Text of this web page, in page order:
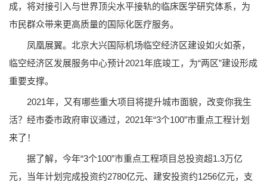
成，将对接引入与世界顶尖水平接轨的临床医学研究体系，为
市民群众带来更高质量的国际化医疗服务。
凤凰展翼。北京大兴国际机场临空经济区建设如火如荼，
临空经济区发展服务中心预计2021年底竣工，为“两区”建设形成
重要支撑。
2021年，又有哪些重大项目将提升城市面貌，改变你我生
活？经市委市政府审议通过，2021年“3个100”市重点工程计划
来了！
据了解，今年“3个100”市重点工程项目总投资超1.3万亿
元，当年计划完成投资约2780亿元、建安投资约1256亿元，支